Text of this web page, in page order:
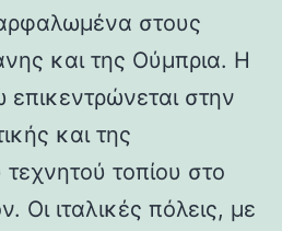
στους
και της Ούμπρια. Η
επικεντρώνεται στην
και της
τοπίου στο
Οι ιταλικές πόλεις, με